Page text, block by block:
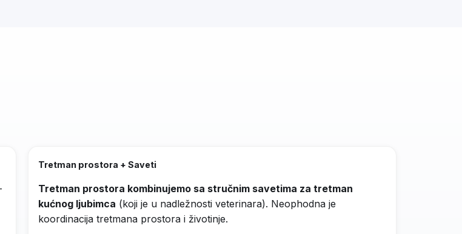
Tretman prostora + Saveti
Tretman prostora kombinujemo sa stručnim savetima za tretman
kućnog ljubimca (koji je u nadležnosti veterinara). Neophodna je
koordinacija tretmana prostora i životinje.